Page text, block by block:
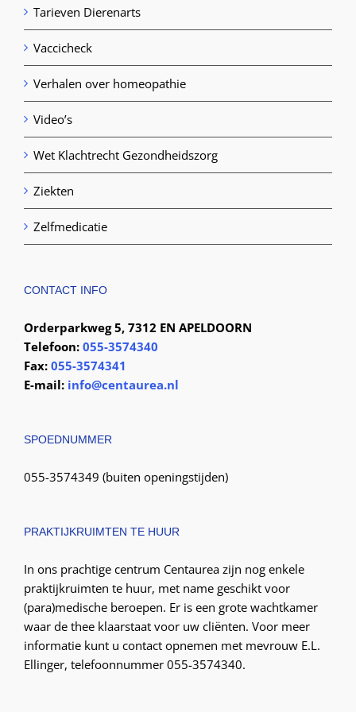
Tarieven Dierenarts
Vaccicheck
Verhalen over homeopathie
Video’s
Wet Klachtrecht Gezondheidszorg
Ziekten
Zelfmedicatie
CONTACT INFO
Orderparkweg 5, 7312 EN APELDOORN
Telefoon: 055-3574340
Fax: 055-3574341
E-mail: info@centaurea.nl
SPOEDNUMMER
055-3574349 (buiten openingstijden)
PRAKTIJKRUIMTEN TE HUUR
In ons prachtige centrum Centaurea zijn nog enkele
praktijkruimten te huur, met name geschikt voor
(para)medische beroepen. Er is een grote wachtkamer
waar de thee klaarstaat voor uw cliënten. Voor meer
informatie kunt u contact opnemen met mevrouw E.L.
Ellinger, telefoonnummer 055-3574340.